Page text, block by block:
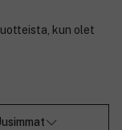
kun olet